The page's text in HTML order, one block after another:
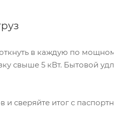
в каждую по
свыше 5 кВт. Бытовой
сверяйте итог с